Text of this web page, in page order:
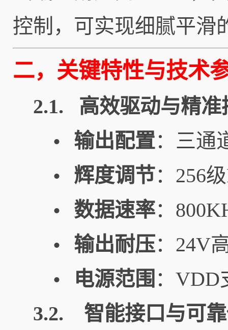
控制，可实现细腻平滑
二，关键特性与技术
2.1. 高效驱动与精准
• 输出配置：三通
• 辉度调节：256
• 数据速率：
• 输出耐压：24V
• 电源范围 ：VDD
3.2. 智能接口与可